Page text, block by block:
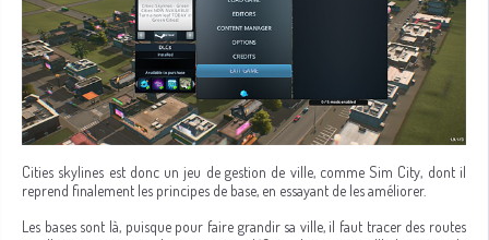
Cities skylines est donc un jeu de gestion de ville, comme Sim City, dont il
reprend finalement les principes de base, en essayant de les améliorer.
Les bases sont là, puisque pour faire grandir sa ville, il faut tracer des routes